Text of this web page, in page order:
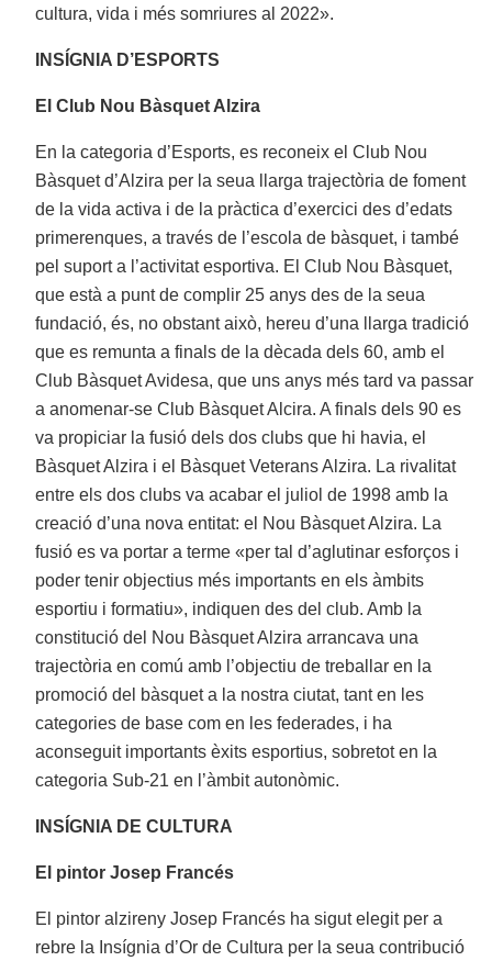
cultura, vida i més somriures al 2022».
INSÍGNIA D’ESPORTS
El Club Nou Bàsquet Alzira
En la categoria d’Esports, es reconeix el Club Nou
Bàsquet d’Alzira per la seua llarga trajectòria de foment
de la vida activa i de la pràctica d’exercici des d’edats
primerenques, a través de l’escola de bàsquet, i també
pel suport a l’activitat esportiva. El Club Nou Bàsquet,
que està a punt de complir 25 anys des de la seua
fundació, és, no obstant això, hereu d’una llarga tradició
que es remunta a finals de la dècada dels 60, amb el
Club Bàsquet Avidesa, que uns anys més tard va passar
a anomenar-se Club Bàsquet Alcira. A finals dels 90 es
va propiciar la fusió dels dos clubs que hi havia, el
Bàsquet Alzira i el Bàsquet Veterans Alzira. La rivalitat
entre els dos clubs va acabar el juliol de 1998 amb la
creació d’una nova entitat: el Nou Bàsquet Alzira. La
fusió es va portar a terme «per tal d’aglutinar esforços i
poder tenir objectius més importants en els àmbits
esportiu i formatiu», indiquen des del club. Amb la
constitució del Nou Bàsquet Alzira arrancava una
trajectòria en comú amb l’objectiu de treballar en la
promoció del bàsquet a la nostra ciutat, tant en les
categories de base com en les federades, i ha
aconseguit importants èxits esportius, sobretot en la
categoria Sub-21 en l’àmbit autonòmic.
INSÍGNIA DE CULTURA
El pintor Josep Francés
El pintor alzireny Josep Francés ha sigut elegit per a
rebre la Insígnia d’Or de Cultura per la seua contribució